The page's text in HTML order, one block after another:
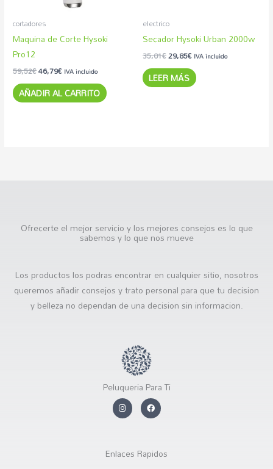
cortadores
Maquina de Corte Hysoki
Pro12
59,52€46,79€ IVA incluido
AÑADIR AL CARRITO
electrico
Secador Hysoki Urban 2000w
35,01€29,85€ IVA incluido
LEER MÁS
Ofrecerte el mejor servicio y los mejores consejos es lo que
sabemos y lo que nos mueve
Los productos los podras encontrar en cualquier sitio, nosotros
queremos añadir consejos y trato personal para que tu decision
y belleza no dependan de una decision sin informacion.
Peluqueria Para Ti
In
s
ra
F
a
c
o
k
Enlaces Rapidos